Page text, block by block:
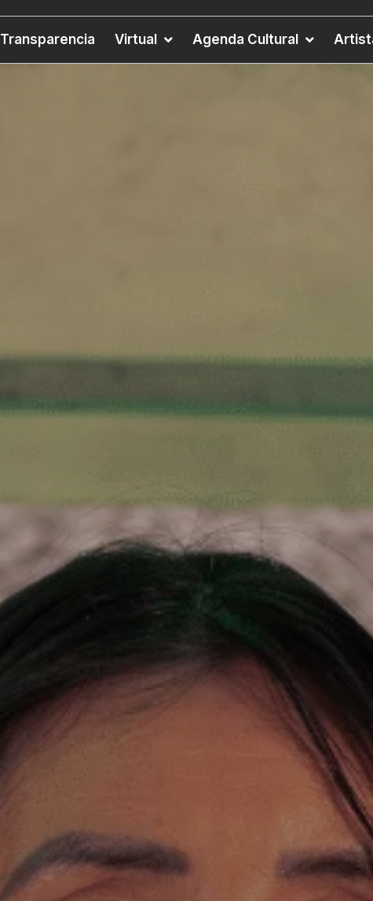
Transparencia Virtual Agenda Cultural